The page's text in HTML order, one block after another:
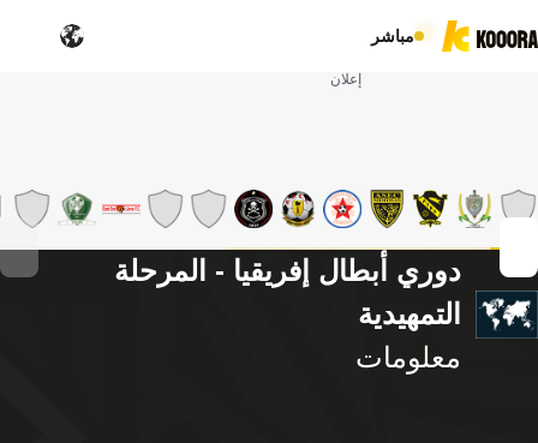
مباشر
إعلان
دوري أبطال إفريقيا - المرحلة
التمهيدية
معلومات